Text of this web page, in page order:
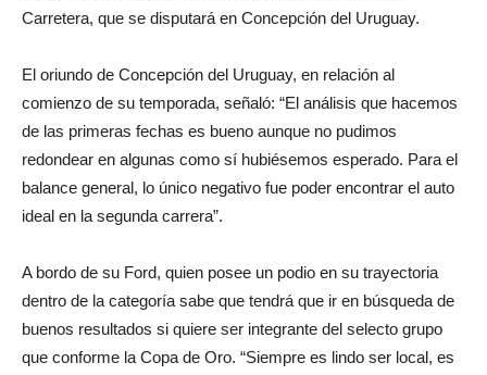
Carretera, que se disputará en Concepción del Uruguay.
El oriundo de Concepción del Uruguay, en relación al
comienzo de su temporada, señaló: “El análisis que hacemos
de las primeras fechas es bueno aunque no pudimos
redondear en algunas como sí hubiésemos esperado. Para el
balance general, lo único negativo fue poder encontrar el auto
ideal en la segunda carrera”.
A bordo de su Ford, quien posee un podio en su trayectoria
dentro de la categoría sabe que tendrá que ir en búsqueda de
buenos resultados si quiere ser integrante del selecto grupo
que conforme la Copa de Oro. “Siempre es lindo ser local, es